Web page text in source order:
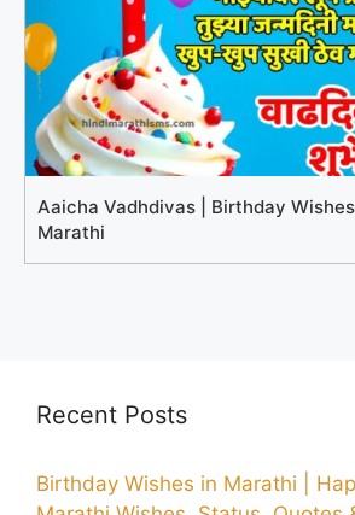
Aaicha Vadhdivas | Birthday
Marathi
Recent Posts
Birthday Wishes in Marathi |